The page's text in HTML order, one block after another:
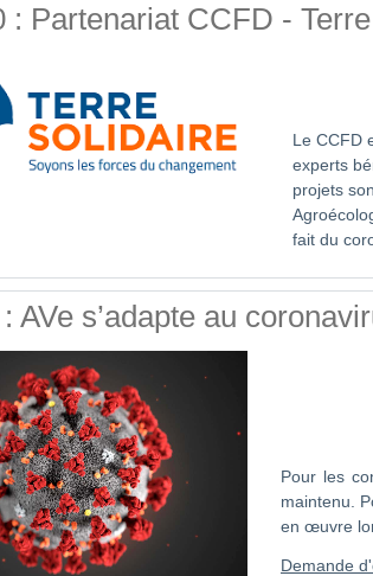
: Partenariat CCFD -
Le CCFD
experts
projets
fait du
AVe s’adapte au
Pour les
maintenu.
en œuvre
Demande